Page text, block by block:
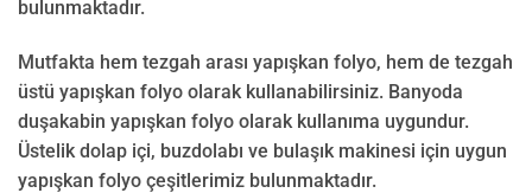
bulunmaktadır.
Mutfakta hem tezgah arası yapışkan folyo, hem de tezgah
üstü yapışkan folyo olarak kullanabilirsiniz. Banyoda
duşakabin yapışkan folyo olarak kullanıma uygundur.
Üstelik dolap içi, buzdolabı ve bulaşık makinesi için uygun
yapışkan folyo çeşitlerimiz bulunmaktadır.